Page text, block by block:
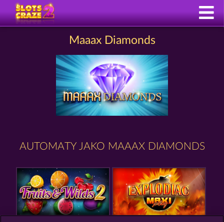
Maaax Diamonds
AUTOMATY JAKO MAAAX DIAMONDS